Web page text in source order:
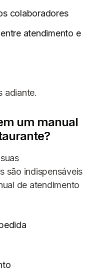
colaboradores
atendimento e
adiante.
um manual
são indispensáveis
de atendimento